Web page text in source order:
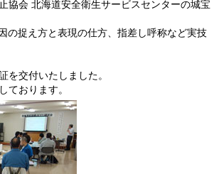
協会 北海道安全衛生サービスセンターの城宝
の捉え方と表現の仕方、指差し呼称など実技
を交付いたしました。
ております。